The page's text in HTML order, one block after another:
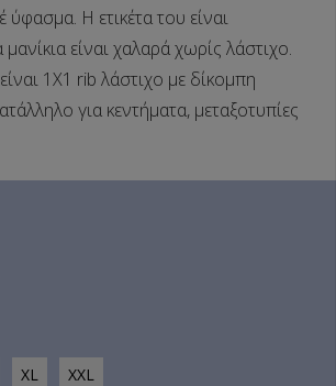
ύφασμα. Η ετικέτα του είναι
είναι χαλαρά χωρίς λάστιχο.
1Χ1 rib λάστιχο με δίκομπη
για κεντήματα, μεταξοτυπίες
XL XXL